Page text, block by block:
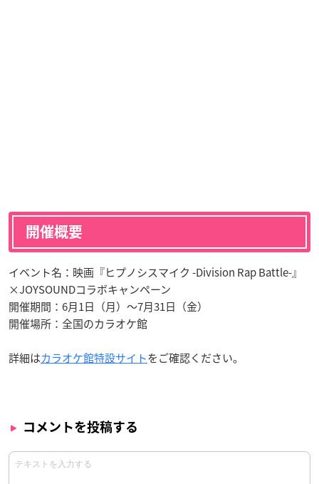
開催概要
イベント名：映画『ヒプノシスマイク -Division Rap Battle-』
×JOYSOUNDコラボキャンペーン
開催期間：6月1日（月）～7月31日（金）
開催場所：全国のカラオケ館
詳細はカラオケ館特設サイトをご確認ください。
コメントを投稿する